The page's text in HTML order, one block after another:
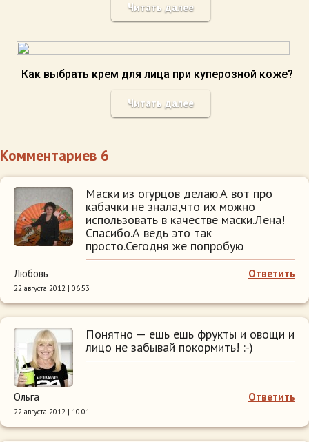
Читать далее
Как выбрать крем для лица при куперозной коже?
Читать далее
Комментариев 6
Маски из огурцов делаю.А вот про
кабачки не знала,что их можно
использовать в качестве маски.Лена!
Спасибо.А ведь это так
просто.Сегодня же попробую
Ответить
Любовь
22 августа 2012 | 06:53
Понятно — ешь ешь фрукты и овощи и
лицо не забывай покормить! :-)
Ответить
Ольга
22 августа 2012 | 10:01